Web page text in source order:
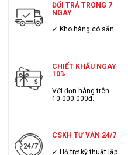
ĐỔI TRẢ TRONG 7
NGÀY
✓ Kho hàng có sẳn
CHIẾT KHẤU NGAY
10%
Với đơn hàng trên
10.000.000đ.
CSKH TƯ VẤN 24/7
✓ Hỗ trợ kỹ thuật lắp